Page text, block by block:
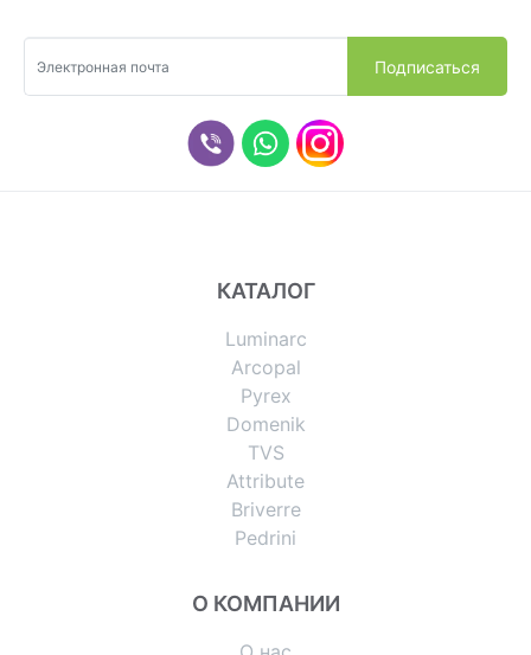
КАТАЛОГ
Luminarc
Arcopal
Pyrex
Domenik
TVS
Attribute
Briverre
Pedrini
О КОМПАНИИ